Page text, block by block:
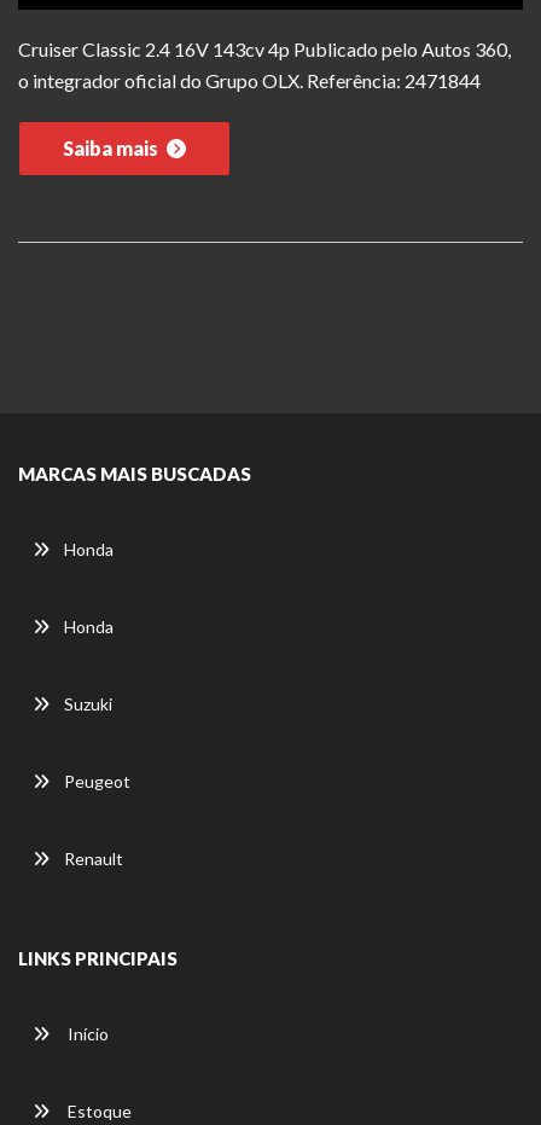
Cruiser Classic 2.4 16V 143cv 4p Publicado pelo Autos 360,
o integrador oficial do Grupo OLX. Referência: 2471844
Saiba mais
MARCAS MAIS BUSCADAS
Honda
Honda
Suzuki
Peugeot
Renault
LINKS PRINCIPAIS
Início
Estoque